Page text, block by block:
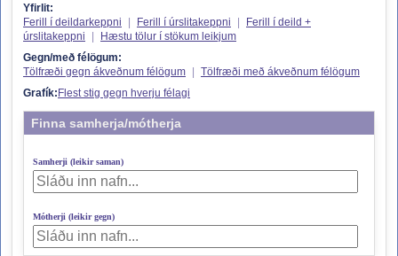
Yfirlit:
Ferill í deildarkeppni
Ferill í úrslitakeppni
Ferill í deild +
úrslitakeppni
Hæstu tölur í stökum leikjum
Gegn/með félögum:
Tölfræði gegn ákveðnum félögum
Tölfræði með ákveðnum félögum
Grafík: Flest stig gegn hverju félagi
Finna samherja/mótherja
Samherji (leikir saman)
Mótherji (leikir gegn)